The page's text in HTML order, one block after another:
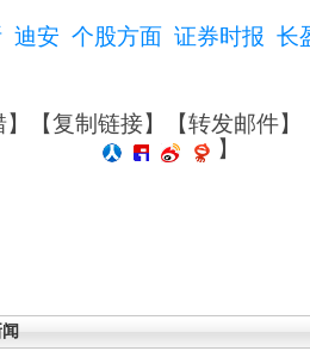
迪安 个股方面 证券时报 长
】【复制链接】【转发邮件】
】